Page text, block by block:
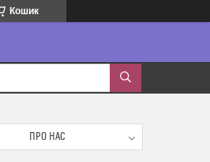
Кошик
ПРО НАС